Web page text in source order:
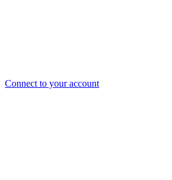
Connect to your account